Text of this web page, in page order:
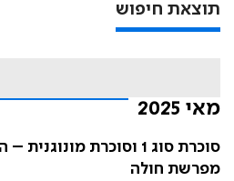
תוצאת חיפוש
מאי 2025
סוכרת סוג 1 וסוכרת
מפרשת חולה